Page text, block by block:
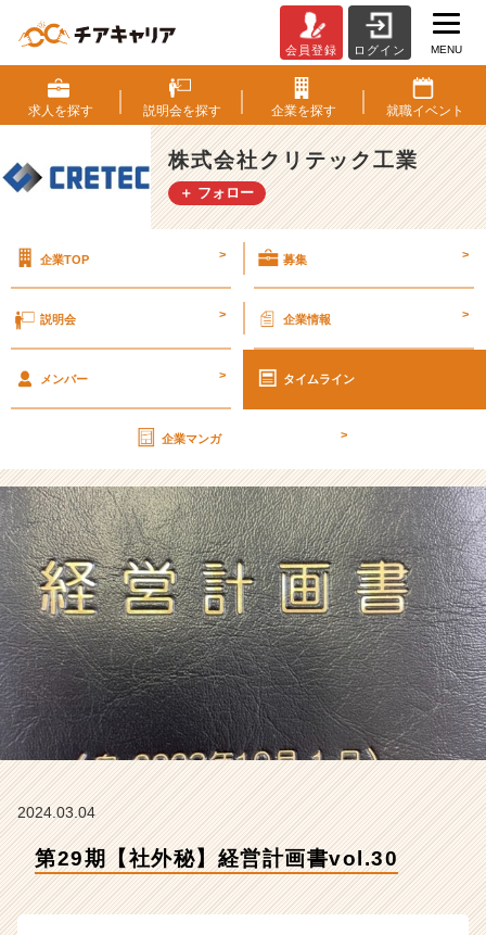
2
9
期
【社
外
秘】
画
o
【株
式
会
社
ク
リ
テ
ッ
ク
工
業
の
タ
イ
ム
|
ベ
会員登録 ログイン MENU
求人を探す 説明会を探す 企業を探す 就職イベント
株式会社クリテック工業
＋ フォロー
企業TOP > 募集 >
説明会 > 企業情報 >
メンバー > タイムライン
企業マンガ >
2024.03.04
第29期【社外秘】経営計画書vol.30